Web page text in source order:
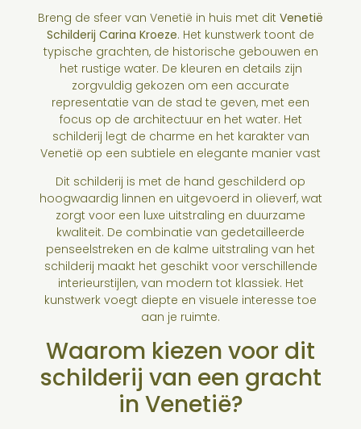
Breng de sfeer van Venetië in huis met dit Venetië
Schilderij Carina Kroeze. Het kunstwerk toont de
typische grachten, de historische gebouwen en
het rustige water. De kleuren en details zijn
zorgvuldig gekozen om een accurate
representatie van de stad te geven, met een
focus op de architectuur en het water. Het
schilderij legt de charme en het karakter van
Venetië op een subtiele en elegante manier vast
Dit schilderij is met de hand geschilderd op
hoogwaardig linnen en uitgevoerd in olieverf, wat
zorgt voor een luxe uitstraling en duurzame
kwaliteit. De combinatie van gedetailleerde
penseelstreken en de kalme uitstraling van het
schilderij maakt het geschikt voor verschillende
interieurstijlen, van modern tot klassiek. Het
kunstwerk voegt diepte en visuele interesse toe
aan je ruimte.
Waarom kiezen voor dit
schilderij van een gracht
in Venetië?